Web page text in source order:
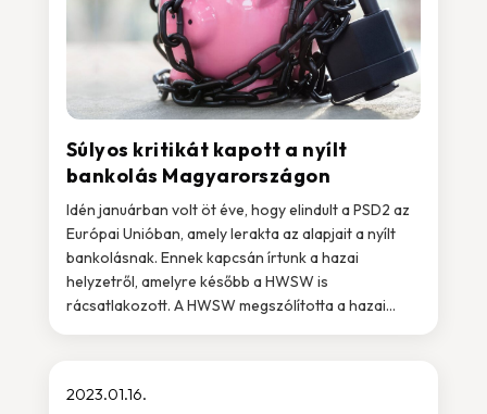
Súlyos kritikát kapott a nyílt
bankolás Magyarországon
Idén januárban volt öt éve, hogy elindult a PSD2 az
Európai Unióban, amely lerakta az alapjait a nyílt
bankolásnak. Ennek kapcsán írtunk a hazai
helyzetről, amelyre később a HWSW is
rácsatlakozott. A HWSW megszólította a hazai...
2023.01.16.